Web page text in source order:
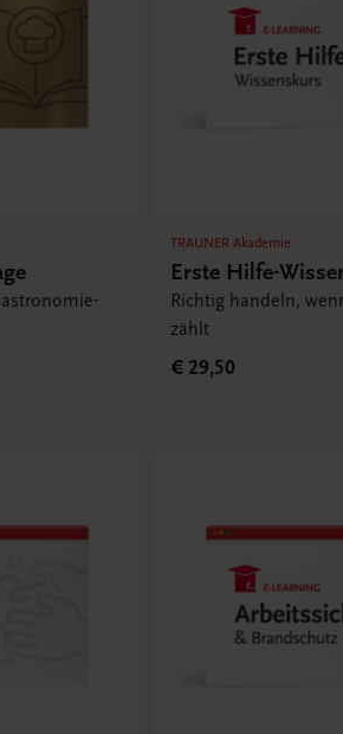
TRAUNER Akademie
Erste Hilfe-
Richtig handeln,
zählt
€ 29,50